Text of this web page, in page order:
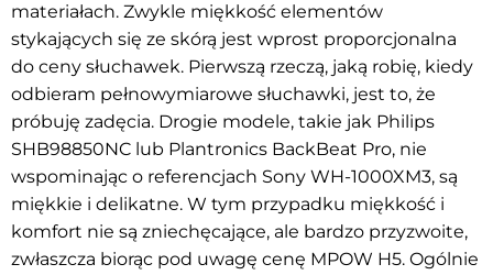
materiałach. Zwykle miękkość elementów
stykających się ze skórą jest wprost proporcjonalna
do ceny słuchawek. Pierwszą rzeczą, jaką robię, kiedy
odbieram pełnowymiarowe słuchawki, jest to, że
próbuję zadęcia. Drogie modele, takie jak Philips
SHB98850NC lub Plantronics BackBeat Pro, nie
wspominając o referencjach Sony WH-1000XM3, są
miękkie i delikatne. W tym przypadku miękkość i
komfort nie są zniechęcające, ale bardzo przyzwoite,
zwłaszcza biorąc pod uwagę cenę MPOW H5. Ogólnie